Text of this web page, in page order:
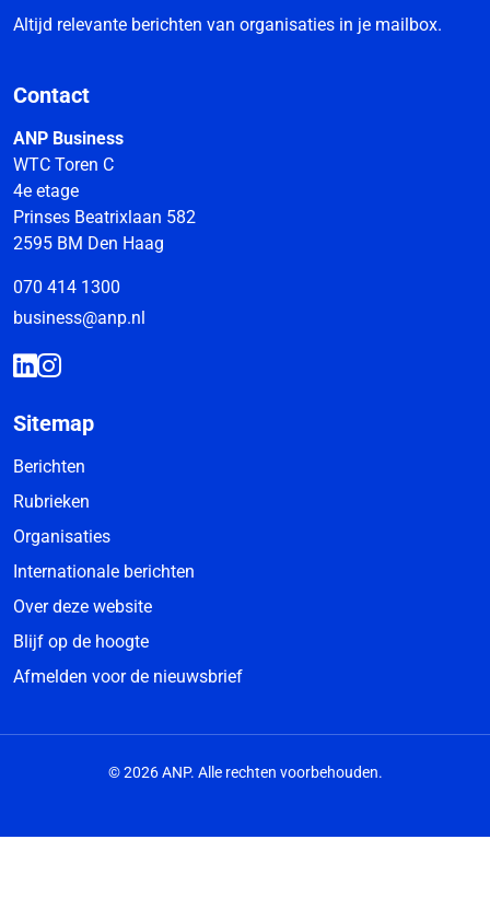
Altijd relevante berichten van organisaties in je mailbox.
Contact
ANP Business
WTC Toren C
4e etage
Prinses Beatrixlaan 582
2595 BM Den Haag
070 414 1300
business@anp.nl
Sitemap
Berichten
Rubrieken
Organisaties
Internationale berichten
Over deze website
Blijf op de hoogte
Afmelden voor de nieuwsbrief
© 2026 ANP. Alle rechten voorbehouden.